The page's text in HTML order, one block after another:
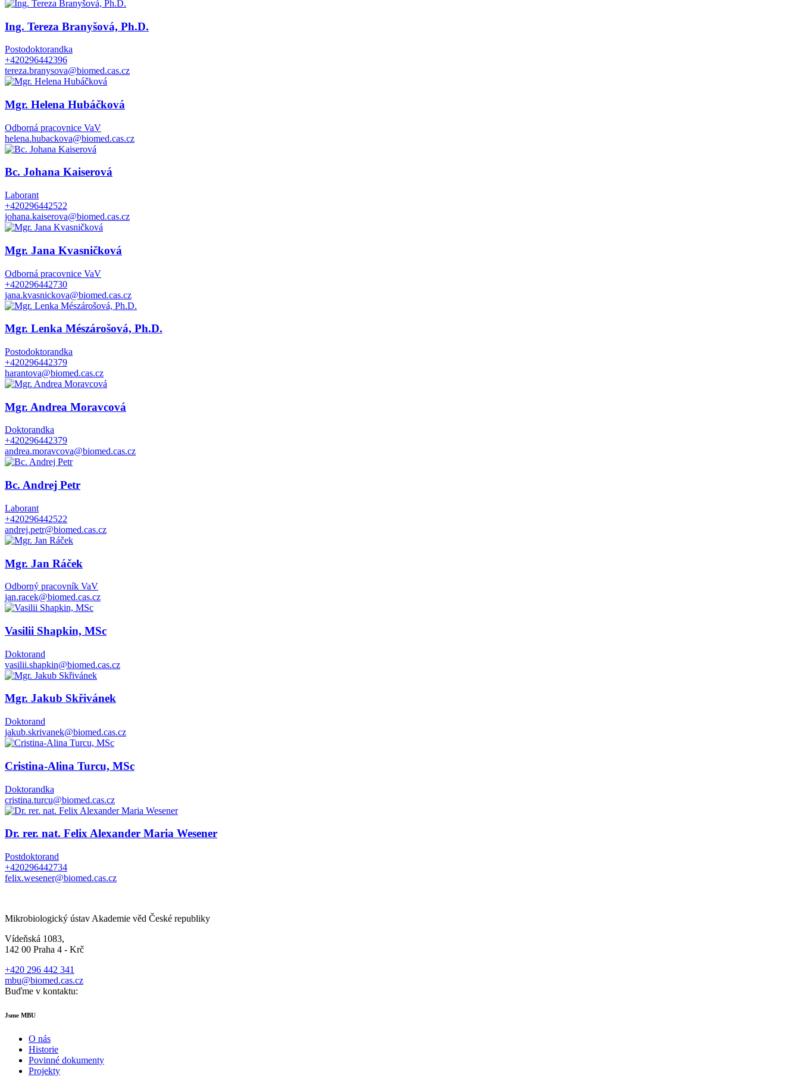
Ing. Tereza Branyšová, Ph.D.
Postodoktorandka
+420296442396
tereza.branysova@biomed.cas.cz
Mgr. Helena Hubáčková
Odborná pracovnice VaV
helena.hubackova@biomed.cas.cz
Bc. Johana Kaiserová
Laborant
+420296442522
johana.kaiserova@biomed.cas.cz
Mgr. Jana Kvasničková
Odborná pracovnice VaV
+420296442730
jana.kvasnickova@biomed.cas.cz
Mgr. Lenka Mészárošová, Ph.D.
Postodoktorandka
+420296442379
harantova@biomed.cas.cz
Mgr. Andrea Moravcová
Doktorandka
+420296442379
andrea.moravcova@biomed.cas.cz
Bc. Andrej Petr
Laborant
+420296442522
andrej.petr@biomed.cas.cz
Mgr. Jan Ráček
Odborný pracovník VaV
jan.racek@biomed.cas.cz
Vasilii Shapkin, MSc
Doktorand
vasilii.shapkin@biomed.cas.cz
Mgr. Jakub Skřivánek
Doktorand
jakub.skrivanek@biomed.cas.cz
Cristina-Alina Turcu, MSc
Doktorandka
cristina.turcu@biomed.cas.cz
Dr. rer. nat. Felix Alexander Maria Wesener
Postdoktorand
+420296442734
felix.wesener@biomed.cas.cz
Mikrobiologický ústav Akademie věd České republiky
Vídeňská 1083,
142 00 Praha 4 - Krč
+420 296 442 341
mbu@biomed.cas.cz
Buďme v kontaktu:
Jsme MBU
O nás
Historie
Povinné dokumenty
Projekty